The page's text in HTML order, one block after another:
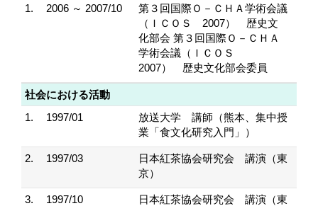
1.
2006 ～ 2007/10
第３回国際Ｏ－ＣＨＡ学術会議
（ＩＣＯＳ 2007） 歴史文
化部会 第３回国際Ｏ－ＣＨＡ
学術会議（ＩＣＯＳ
2007） 歴史文化部会委員
社会における活動
1.
1997/01
放送大学 講師（熊本、集中授
業「食文化研究入門」）
2. 1997/03
日本紅茶協会研究会 講演（東
京）
3. 1997/10
日本紅茶協会研究会 講演（東